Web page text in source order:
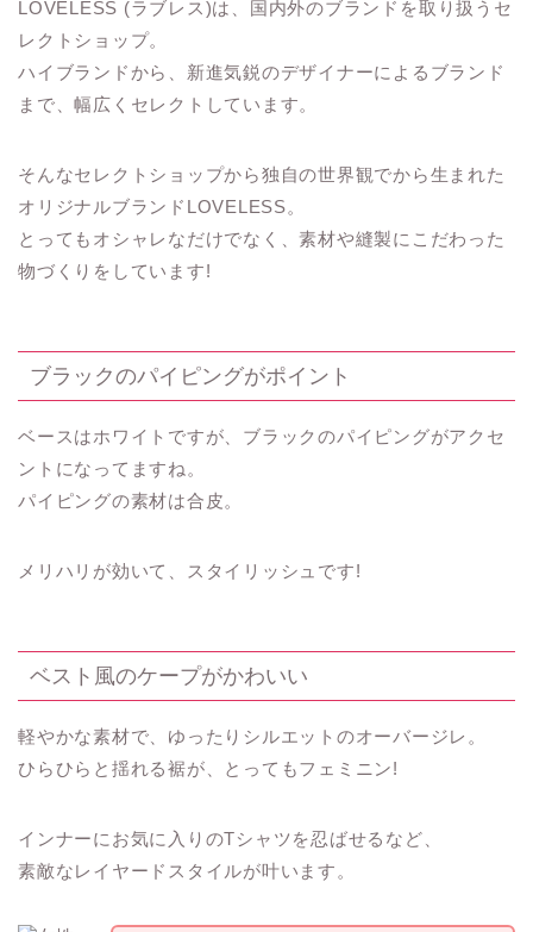
LOVELESS (ラブレス)は、国内外のブランドを取り扱うセ
レクトショップ。
ハイブランドから、新進気鋭のデザイナーによるブランド
まで、幅広くセレクトしています。
そんなセレクトショップから独自の世界観でから生まれた
オリジナルブランドLOVELESS。
とってもオシャレなだけでなく、素材や縫製にこだわった
物づくりをしています!
ブラックのパイピングがポイント
ベースはホワイトですが、ブラックのパイピングがアクセ
ントになってますね。
パイピングの素材は合皮。
メリハリが効いて、スタイリッシュです!
ベスト風のケープがかわいい
軽やかな素材で、ゆったりシルエットのオーバージレ。
ひらひらと揺れる裾が、とってもフェミニン!
インナーにお気に入りのTシャツを忍ばせるなど、
素敵なレイヤードスタイルが叶います。